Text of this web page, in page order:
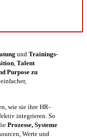
und Trainings-
Talent
Purpose zu
wie sie ihre HR-
integrieren. So
Prozesse, Systeme
Werte und